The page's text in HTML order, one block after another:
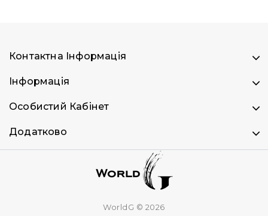
Контактна Інформація
Інформація
Особистий Кабінет
Додатково
WorldG © 2026